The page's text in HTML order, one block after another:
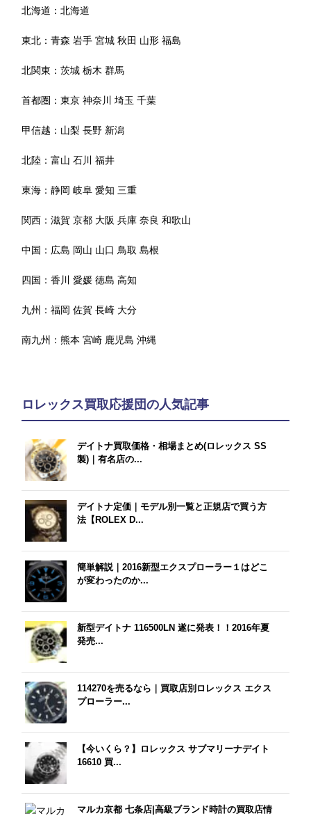
北海道：北海道
東北：青森 岩手 宮城 秋田 山形 福島
北関東：茨城 栃木 群馬
首都圏：東京 神奈川 埼玉 千葉
甲信越： 山梨 長野 新潟
北陸：富山 石川 福井
東海：静岡 岐阜 愛知 三重
関西：滋賀 京都 大阪 兵庫 奈良 和歌山
中国： 広島 岡山 山口 鳥取 島根
四国：香川 愛媛 徳島 高知
九州：福岡 佐賀 長崎 大分
南九州：熊本 宮崎 鹿児島 沖縄
ロレックス買取応援団の人気記事
デイトナ買取価格・相場まとめ(ロレックス SS
製)｜有名店の...
デイトナ定価｜モデル別一覧と正規店で買う方
法【ROLEX D...
簡単解説｜2016新型エクスプローラー１はどこ
が変わったのか...
新型デイトナ 116500LN 遂に発表！！2016年夏
発売...
114270を売るなら｜買取店別ロレックス エクス
プローラー...
【今いくら？】ロレックス サブマリーナデイト
16610 買...
マルカ京都 七条店|高級ブランド時計の買取店情